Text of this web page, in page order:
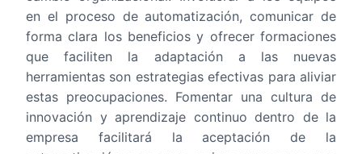
en el proceso de automatización, comunicar de
forma clara los beneficios y ofrecer formaciones
que faciliten la adaptación a las nuevas
herramientas son estrategias efectivas para aliviar
estas preocupaciones. Fomentar una cultura de
innovación y aprendizaje continuo dentro de la
empresa facilitará la aceptación de la